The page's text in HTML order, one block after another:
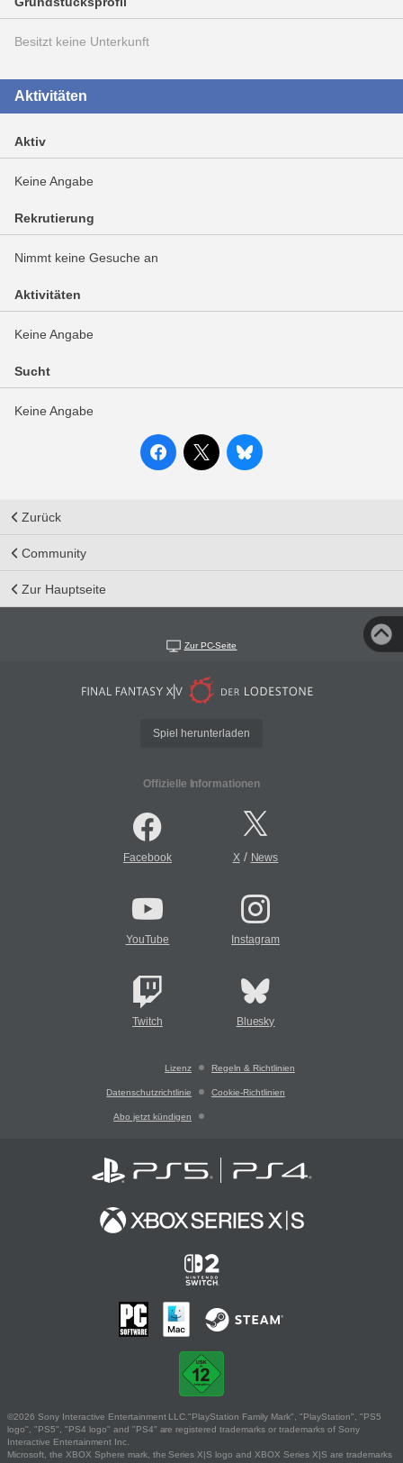
Besitzt keine Unterkunft
Aktivitäten
Aktiv
Keine Angabe
Rekrutierung
Nimmt keine Gesuche an
Aktivitäten
Keine Angabe
Sucht
Keine Angabe
Zurück
Community
Zur Hauptseite
Zur PC-Seite
Spiel herunterladen
Offizielle Informationen
Facebook X/ News
YouTube Instagram
Twitch Bluesky
Lizenz Regeln & Richtlinien
Datenschutzrichtlinie Cookie-Richtlinien
Abo jetzt kündigen
©2026 Sony Interactive Entertainment LLC."PlayStation Family Mark", "PlayStation", "PS5
logo", "PS5", "PS4 logo" and "PS4" are registered trademarks or trademarks of Sony
Interactive Entertainment Inc.
Microsoft, the XBOX Sphere mark, the Series X|S logo and XBOX Series X|S are trademarks